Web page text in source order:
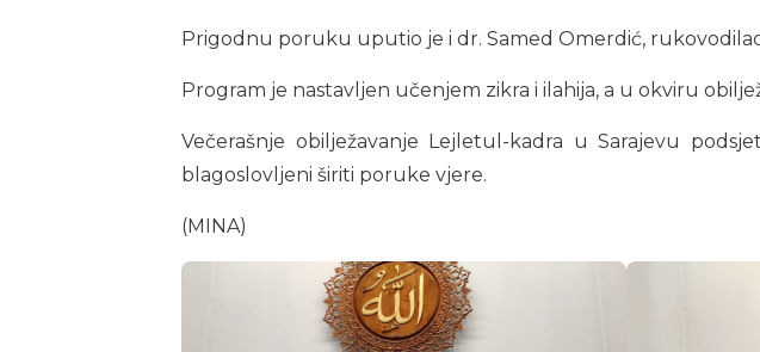
Prigodnu poruku uputio je i dr. Samed Omerdić,
Program je nastavljen učenjem zikra i ilahija, a u okviru
Večerašnje obilježavanje Lejletul-kadra u Sarajevu
blagoslovljeni širiti poruke vjere.
(MINA)